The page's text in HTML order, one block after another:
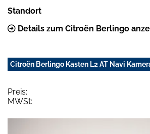
Standort
Details zum Citroën Berlingo
Citroën Berlingo Kasten L2 AT Navi
Preis:
MWSt: